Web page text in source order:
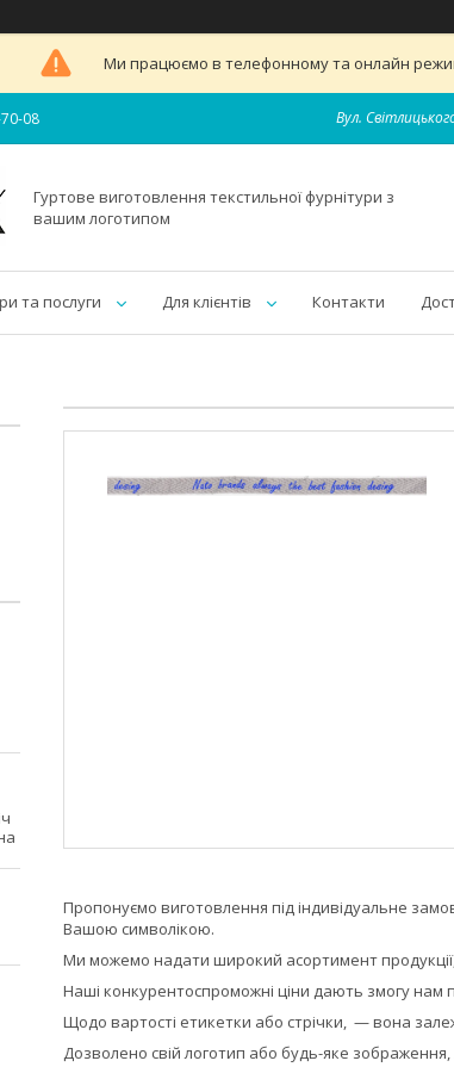
Ми працюємо в телефонному та онлайн
08 Вул.
Гуртове виготовлення текстильної фурнітури з
вашим логотипом
та послуги Для клієнтів Контакти
Пропонуємо виготовлення під індивідуальне
Вашою символікою.
Ми можемо надати широкий асортимент
Наші конкурентоспроможні ціни дають змогу нам
Щодо вартості етикетки або стрічки, — вона
Дозволено свій логотип або будь-яке